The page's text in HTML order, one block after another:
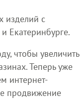
изделий с
Екатеринбурге.
чтобы увеличить
Теперь уже
интернет-
продвижение